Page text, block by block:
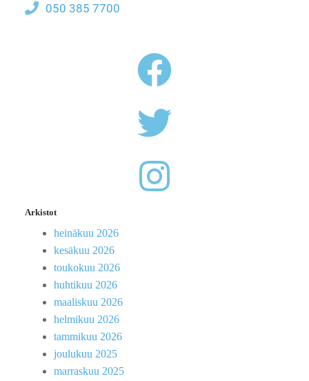
050 385 7700
Arkistot
heinäkuu 2026
kesäkuu 2026
toukokuu 2026
huhtikuu 2026
maaliskuu 2026
helmikuu 2026
tammikuu 2026
joulukuu 2025
marraskuu 2025